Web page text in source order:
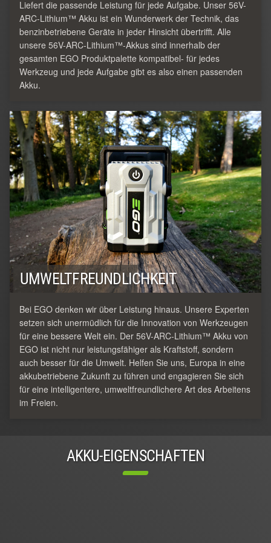
Liefert die passende Leistung für jede Aufgabe. Unser 56V-
ARC-Lithium™ Akku ist ein Wunderwerk der Technik, das
benzinbetriebene Geräte in jeder Hinsicht übertrifft. Alle
unsere 56V-ARC-Lithium™-Akkus sind innerhalb der
gesamten EGO Produktpalette kompatibel- für jedes
Werkzeug und jede Aufgabe gibt es also einen passenden
Akku.
UMWELTFREUNDLICHKEIT
Bei EGO denken wir über Leistung hinaus. Unsere Experten
setzen sich unermüdlich für die Innovation von Werkzeugen
für eine bessere Welt ein. Der 56V-ARC-Lithium™ Akku von
EGO ist nicht nur leistungsfähiger als Kraftstoff, sondern
auch besser für die Umwelt. Helfen Sie uns, Europa in eine
akkubetriebene Zukunft zu führen und engagieren Sie sich
für eine intelligentere, umweltfreundlichere Art des Arbeitens
im Freien.
AKKU-EIGENSCHAFTEN